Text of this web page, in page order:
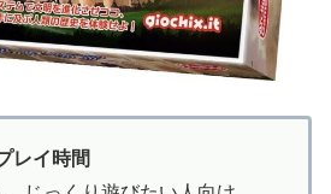
レイ時間